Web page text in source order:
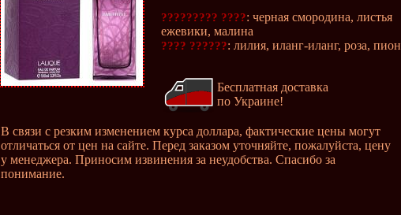
????????? ????: черная смородина, листья
ежевики, малина
???? ??????: лилия, иланг-иланг, роза, пион
Бесплатная доставка
по Украине!
В связи с резким изменением курса доллара, фактические цены могут
отличаться от цен на сайте. Перед заказом уточняйте, пожалуйста, цену
у менеджера. Приносим извинения за неудобства. Спасибо за
понимание.